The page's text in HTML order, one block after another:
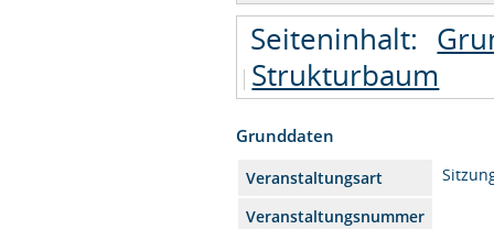
Seiteninhalt:
Strukturbaum
Grunddaten
Veranstaltungsart
Veranstaltungsnummer